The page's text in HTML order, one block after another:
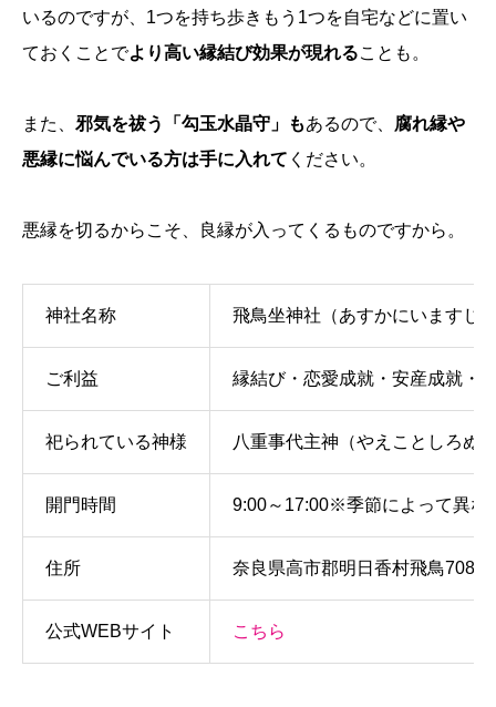
いるのですが、1つを持ち歩きもう1つを自宅などに置い
ておくことでより高い縁結び効果が現れることも。
また、 邪気を祓う「勾玉水晶守」もあるので、 腐れ縁や
悪縁に悩んでいる方は手に入れて ください。
悪縁を切るからこそ、良縁が入ってくるものですから。
神社名称 飛鳥坐神社（あすかにいますじ
ご利益 縁結び・恋愛成就・安産成就・
祀られている神様 八重事代主神（やえことしろぬ
開門時間 9:00～17:00※季節によって異な
住所 奈良県高市郡明日香村飛鳥708
公式WEBサイト こちら